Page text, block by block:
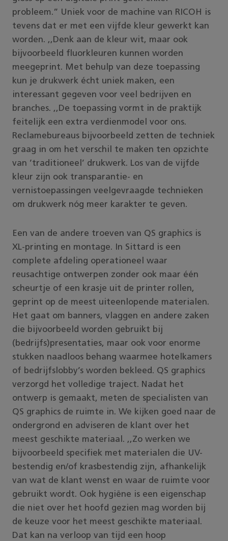
probleem.” Uniek voor de machine van RICOH is
tevens dat er met een vijfde kleur gewerkt kan
worden. ,,Denk aan de kleur wit, maar ook
bijvoorbeeld fluorkleuren kunnen worden
meegeprint. Met behulp van deze toepassing
kun je drukwerk écht uniek maken, een
interessant gegeven voor veel bedrijven en
branches. ,,De toepassing vormt in de praktijk
feitelijk een extra verdienmodel voor ons.
Reclamebureaus bijvoorbeeld zetten de techniek
graag in om het verschil te maken ten opzichte
van ’traditioneel’ drukwerk. Los van de vijfde
kleur zijn ook transparantie- en
vernistoepassingen veelgevraagde technieken
om drukwerk nóg meer karakter te geven.
Een van de andere troeven van QS graphics is
XL-printing en montage. In Sittard is een
complete afdeling operationeel waar
reusachtige ontwerpen zonder ook maar één
scheurtje of een krasje uit de printer rollen,
geprint op de meest uiteenlopende materialen.
Het gaat om banners, vlaggen en andere zaken
die bijvoorbeeld worden gebruikt bij
(bedrijfs)presentaties, maar ook voor enorme
stukken naadloos behang waarmee hotelkamers
of bedrijfslobby’s worden bekleed. QS graphics
verzorgd het volledige traject. Nadat het
ontwerp is gemaakt, meten de specialisten van
QS graphics de ruimte in. We kijken goed naar de
ondergrond en adviseren de klant over het
meest geschikte materiaal. ,,Zo werken we
bijvoorbeeld specifiek met materialen die UV-
bestendig en/of krasbestendig zijn, afhankelijk
van wat de klant wenst en waar de ruimte voor
gebruikt wordt. Ook hygiëne is een eigenschap
die niet over het hoofd gezien mag worden bij
de keuze voor het meest geschikte materiaal.
Dat kan na verloop van tijd een hoop